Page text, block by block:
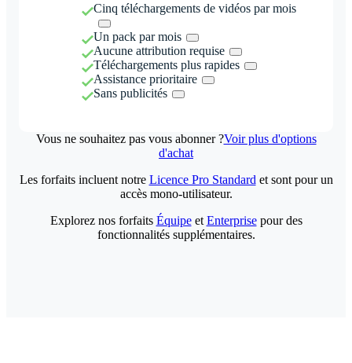
Cinq téléchargements de vidéos par mois
Un pack par mois
Aucune attribution requise
Téléchargements plus rapides
Assistance prioritaire
Sans publicités
Vous ne souhaitez pas vous abonner ?Voir plus d'options
d'achat
Les forfaits incluent notre Licence Pro Standard et sont pour un
accès mono-utilisateur.
Explorez nos forfaits Équipeet Enterprisepour des
fonctionnalités supplémentaires.